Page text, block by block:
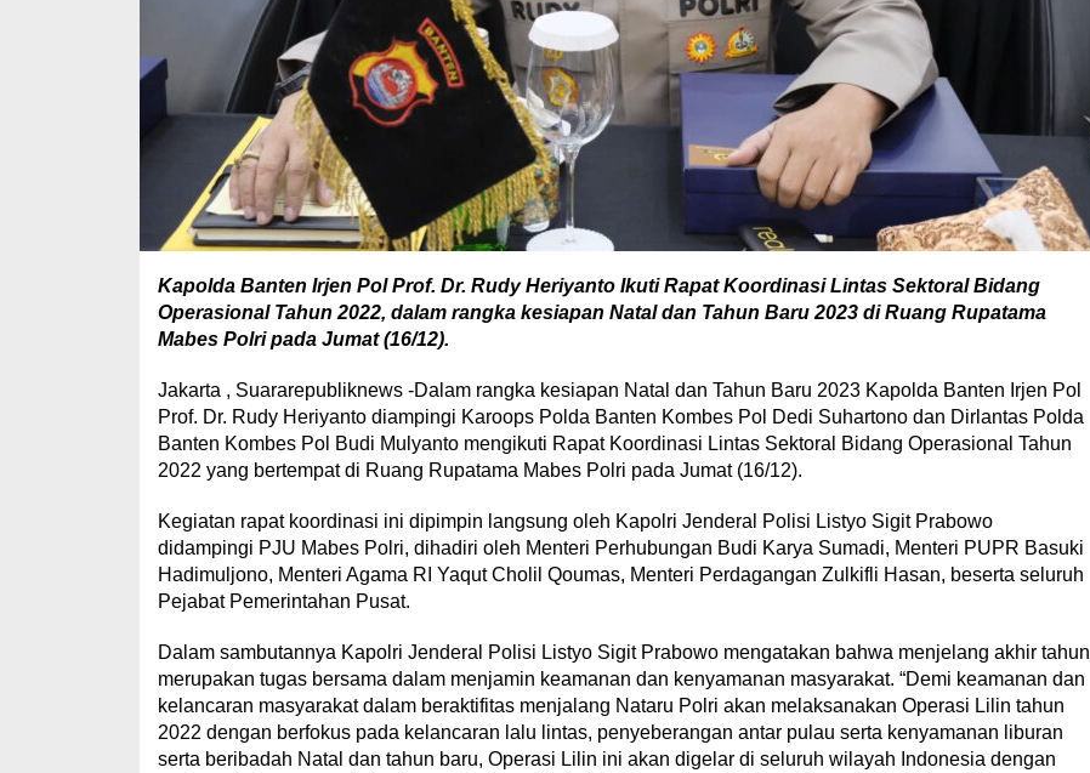
Kapolda Banten Irjen Pol Prof. Dr. Rudy Heriyanto Ikuti Rapat Koordinasi Lintas Sektoral Bidang
Operasional Tahun 2022, dalam rangka kesiapan Natal dan Tahun Baru 2023 di Ruang Rupatama
Mabes Polri pada Jumat (16/12).
Jakarta , Suararepubliknews -Dalam rangka kesiapan Natal dan Tahun Baru 2023 Kapolda Banten Irjen Pol
Prof. Dr. Rudy Heriyanto diampingi Karoops Polda Banten Kombes Pol Dedi Suhartono dan Dirlantas Polda
Banten Kombes Pol Budi Mulyanto mengikuti Rapat Koordinasi Lintas Sektoral Bidang Operasional Tahun
2022 yang bertempat di Ruang Rupatama Mabes Polri pada Jumat (16/12).
Kegiatan rapat koordinasi ini dipimpin langsung oleh Kapolri Jenderal Polisi Listyo Sigit Prabowo
didampingi PJU Mabes Polri, dihadiri oleh Menteri Perhubungan Budi Karya Sumadi, Menteri PUPR Basuki
Hadimuljono, Menteri Agama RI Yaqut Cholil Qoumas, Menteri Perdagangan Zulkifli Hasan, beserta seluruh
Pejabat Pemerintahan Pusat.
Dalam sambutannya Kapolri Jenderal Polisi Listyo Sigit Prabowo mengatakan bahwa menjelang akhir tahun
merupakan tugas bersama dalam menjamin keamanan dan kenyamanan masyarakat. “Demi keamanan dan
kelancaran masyarakat dalam beraktifitas menjalang Nataru Polri akan melaksanakan Operasi Lilin tahun
2022 dengan berfokus pada kelancaran lalu lintas, penyeberangan antar pulau serta kenyamanan liburan
serta beribadah Natal dan tahun baru, Operasi Lilin ini akan digelar di seluruh wilayah Indonesia dengan